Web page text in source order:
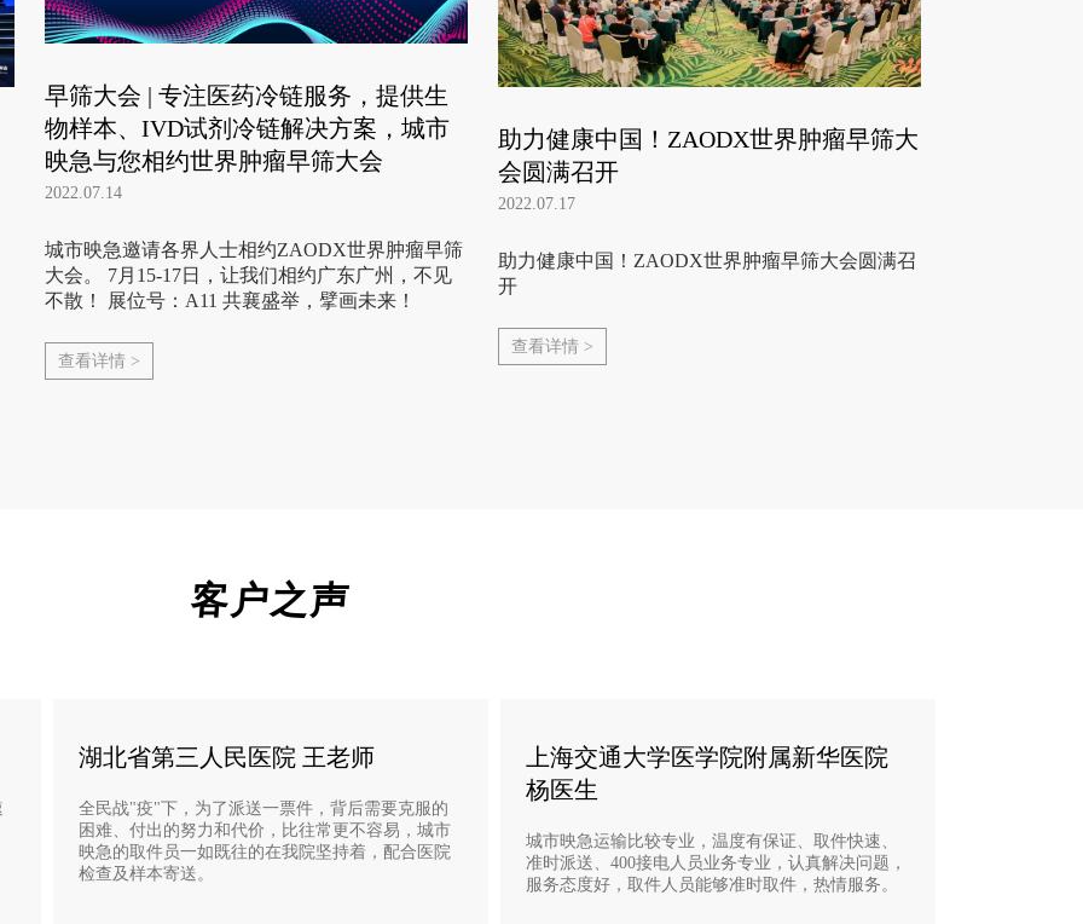
早筛大会 | 专注医药冷链服务，提供生
物样本、IVD试剂冷链解决方案，城市
映急与您相约世界肿瘤早筛大会
2022.07.14
城市映急邀请各界人士相约ZAODX世界肿瘤早筛
大会。 7月15-17日，让我们相约广东广州，不见
不散！ 展位号：A11 共襄盛举，擘画未来！
查看详情 >
助力健康中国！ZAODX世界肿瘤早筛大
会圆满召开
2022.07.17
助力健康中国！ZAODX世界肿瘤早筛大会圆满召
开
查看详情 >
客户之声
湖北省第三人民医院 王老师
全民战"疫"下，为了派送一票件，背后需要克服的
困难、付出的努力和代价，比往常更不容易，城市
映急的取件员一如既往的在我院坚持着，配合医院
检查及样本寄送。
上海交通大学医学院附属新华医院
杨医生
城市映急运输比较专业，温度有保证、取件快速、
准时派送、400接电人员业务专业，认真解决问题，
服务态度好，取件人员能够准时取件，热情服务。